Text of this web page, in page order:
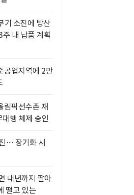
기 소진에 방산
내 납품 계획
공업지역에 2만
림픽선수촌 재
행 체제 승인
… 장기화 시
내년까지 팔아
떨고 있는